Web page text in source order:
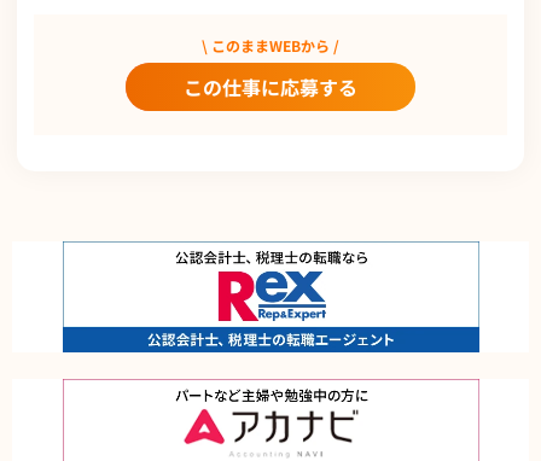
\ このままWEBから /
この仕事に応募する